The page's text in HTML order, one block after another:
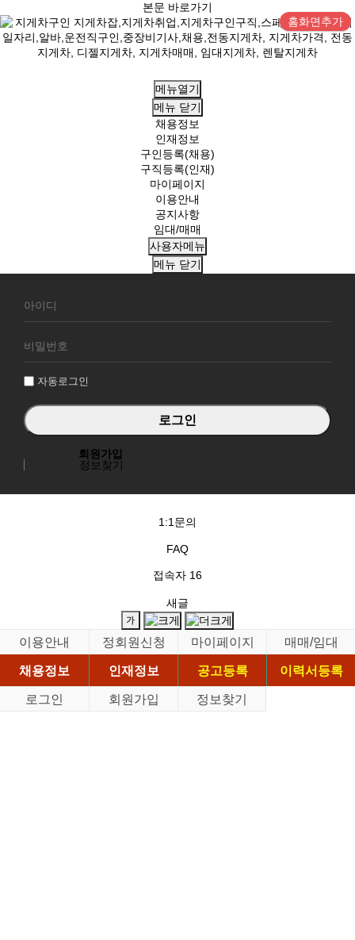
본문 바로가기
홈화면추가
메뉴열기
메뉴 닫기
채용정보
인재정보
구인등록(채용)
구직등록(인재)
마이페이지
이용안내
공지사항
임대/매매
사용자메뉴
메뉴 닫기
원
그
자동로그인
회원가입
정보찾기
1:1문의
FAQ
접속자 16
새글
이용안내 정회원신청 마이페이지
매매/임대
채용정보
인재정보 공고등록
이력서등록
로그인
회원가입 정보찾기